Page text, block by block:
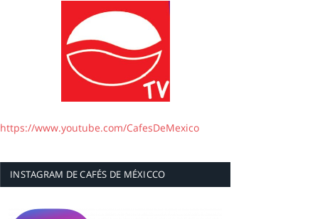
https://www.youtube.com/CafesDeMexico
INSTAGRAM DE CAFÉS DE MÉXICCO